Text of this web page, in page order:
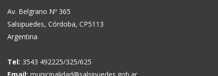
Av. Belgrano Nº 365
Salsipuedes, Córdoba, CP5113
Argentina
Tel: 3543 492225/325/625